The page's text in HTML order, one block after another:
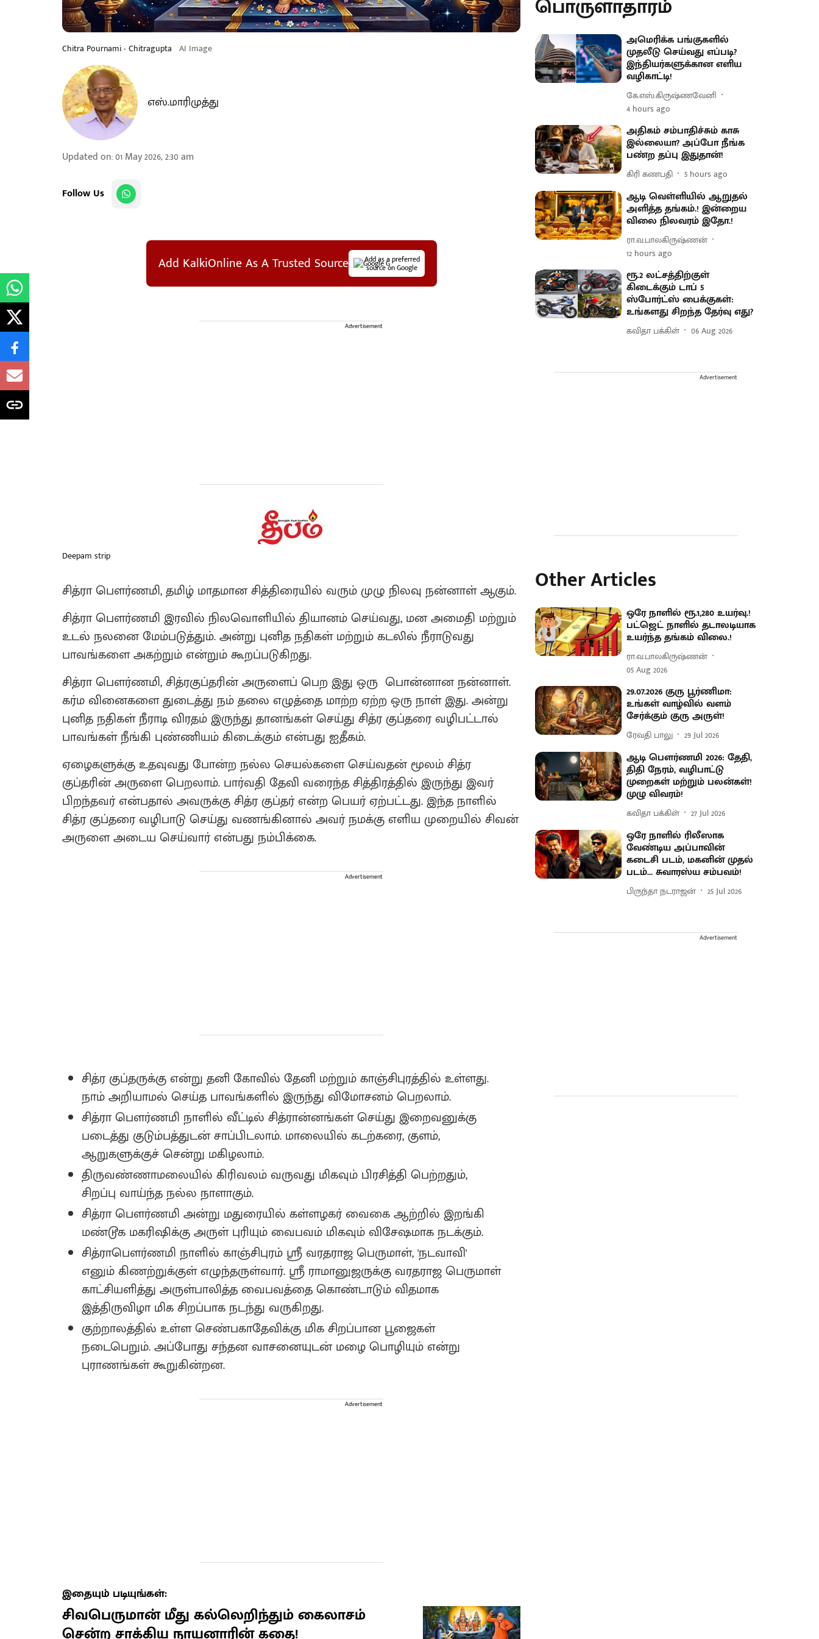
Chitra Pournami - Chitragupta AI Image
எஸ்.மாரிமுத்து
Updated on:01 May 2026, 2:30 am
Follow Us
Add KalkiOnline As A Trusted Source Add as a preferred
source on Google
Advertisement
Deepam strip
சித்ரா பௌர்ணமி, தமிழ் மாதமான சித்திரையில் வரும் முழு நிலவு நன்னாள் ஆகும்.
சித்ரா பௌர்ணமி இரவில் நிலவொளியில் தியானம் செய்வது, மன அமைதி மற்றும்
உடல் நலனை மேம்படுத்தும். அன்று புனித நதிகள் மற்றும் கடலில் நீராடுவது
பாவங்களை அகற்றும் என்றும் கூறப்படுகிறது.
சித்ரா பௌர்ணமி, சித்ரகுப்தரின் அருளைப் பெற இது ஒரு பொன்னான நன்னாள்.
கர்ம வினைகளை துடைத்து நம் தலை எழுத்தை மாற்ற ஏற்ற ஒரு நாள் இது. அன்று
புனித நதிகள் நீராடி விரதம் இருந்து தானங்கள் செய்து சித்ர குப்தரை வழிபட்டால்
பாவங்கள் நீங்கி புண்ணியம் கிடைக்கும் என்பது ஐதீகம்.
ஏழைகளுக்கு உதவுவது போன்ற நல்ல செயல்களை செய்வதன் மூலம் சித்ர
குப்தரின் அருளை பெறலாம். பார்வதி தேவி வரைந்த சித்திரத்தில் இருந்து இவர்
பிறந்தவர் என்பதால் அவருக்கு சித்ர குப்தர் என்ற பெயர் ஏற்பட்டது. இந்த நாளில்
சித்ர குப்தரை வழிபாடு செய்து வணங்கினால் அவர் நமக்கு எளிய முறையில் சிவன்
அருளை அடைய செய்வார் என்பது நம்பிக்கை.
Advertisement
சித்ர குப்தருக்கு என்று தனி கோவில் தேனி மற்றும் காஞ்சிபுரத்தில் உள்ளது.
நாம் அறியாமல் செய்த பாவங்களில் இருந்து விமோசனம் பெறலாம்.
சித்ரா பௌர்ணமி நாளில் வீட்டில் சித்ரான்னங்கள் செய்து இறைவனுக்கு
படைத்து குடும்பத்துடன் சாப்பிடலாம். மாலையில் கடற்கரை, குளம்,
ஆறுகளுக்குச் சென்று மகிழலாம்.
திருவண்ணாமலையில் கிரிவலம் வருவது மிகவும் பிரசித்தி பெற்றதும்,
சிறப்பு வாய்ந்த நல்ல நாளாகும்.
சித்ரா பௌர்ணமி அன்று மதுரையில் கள்ளழகர் வைகை ஆற்றில் இறங்கி
மண்டூக மகரிஷிக்கு அருள் புரியும் வைபவம் மிகவும் விசேஷமாக நடக்கும்.
சித்ராபௌர்ணமி நாளில் காஞ்சிபுரம் ஸ்ரீ வரதராஜ பெருமாள், 'நடவாவி'
எனும் கிணற்றுக்குள் எழுந்தருள்வார். ஸ்ரீ ராமானுஜருக்கு வரதராஜ பெருமாள்
காட்சியளித்து அருள்பாலித்த வைபவத்தை கொண்டாடும் விதமாக
இத்திருவிழா மிக சிறப்பாக நடந்து வருகிறது.
குற்றாலத்தில் உள்ள செண்பகாதேவிக்கு மிக சிறப்பான பூஜைகள்
நடைபெறும். அப்போது சந்தன வாசனையுடன் மழை பொழியும் என்று
புராணங்கள் கூறுகின்றன.
Advertisement
இதையும் படியுங்கள்:
சிவபெருமான் மீது கல்லெறிந்தும் கைலாசம்
சென்ற சாக்கிய நாயனாரின் கதை!
பொருளாதாரம்
அமெரிக்க பங்குகளில்
முதலீடு செய்வது எப்படி?
இந்தியர்களுக்கான எளிய
வழிகாட்டி!
கே.எஸ்.கிருஷ்ணவேனி
4 hours ago
அதிகம் சம்பாதிச்சும் காசு
இல்லையா? அப்போ நீங்க
பண்ற தப்பு இதுதான்!
கிரி கணபதி 5 hours ago
ஆடி வெள்ளியில் ஆறுதல்
அளித்த தங்கம்.! இன்றைய
விலை நிலவரம் இதோ.!
ரா.வ.பாலகிருஷ்ணன்
12 hours ago
ரூ.2 லட்சத்திற்குள்
கிடைக்கும் டாப் 5
ஸ்போர்ட்ஸ் பைக்குகள்:
உங்களது சிறந்த தேர்வு எது?
கவிதா பக்கிள் 06 Aug 2026
Advertisement
Other Articles
ஒரே நாளில் ரூ.1,280 உயர்வு.!
பட்ஜெட் நாளில் தடாலடியாக
உயர்ந்த தங்கம் விலை.!
ரா.வ.பாலகிருஷ்ணன்
05 Aug 2026
29.07.2026 குரு பூர்ணிமா:
உங்கள் வாழ்வில் வளம்
சேர்க்கும் குரு அருள்!
ரேவதி பாலு 29 Jul 2026
ஆடி பௌர்ணமி 2026: தேதி,
திதி நேரம், வழிபாட்டு
முறைகள் மற்றும் பலன்கள்!
முழு விவரம்!
கவிதா பக்கிள் 27 Jul 2026
ஒரே நாளில் ரிலீஸாக
வேண்டிய அப்பாவின்
கடைசி படம், மகனின் முதல்
படம்... சுவாரஸ்ய சம்பவம்!
பிருந்தா நடராஜன் 25 Jul 2026
Advertisement